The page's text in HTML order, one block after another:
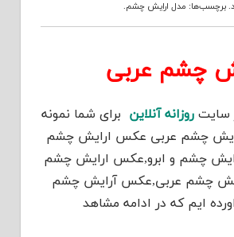
. برچسب‌ها: مدل ارایش چشم.
چشم عربی
سایت روزانه آنلاین برای شما نمونه
چشم عربی عکس ارایش چشم
چشم و ابرو,عکس ارایش چشم
چشم عربی,عکس آرایش چشم
ایم که در ادامه مشاهد